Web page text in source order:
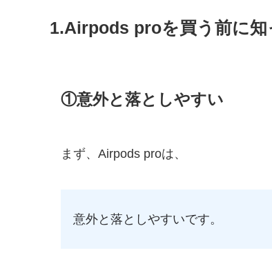
1.Airpods proを買う前に
①意外と落としやすい
まず、Airpods proは、
意外と落としやすいです。